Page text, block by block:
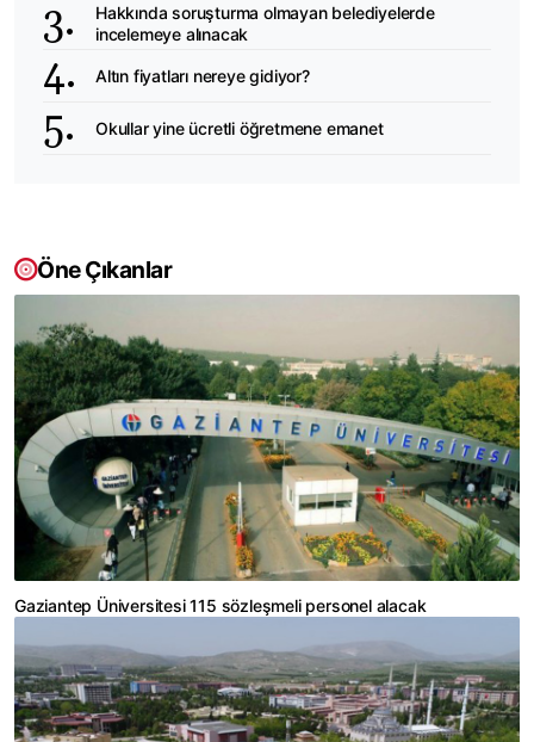
Hakkında soruşturma olmayan belediyelerde
incelemeye alınacak
Altın fiyatları nereye gidiyor?
Okullar yine ücretli öğretmene emanet
Öne Çıkanlar
Gaziantep Üniversitesi 115 sözleşmeli personel alacak